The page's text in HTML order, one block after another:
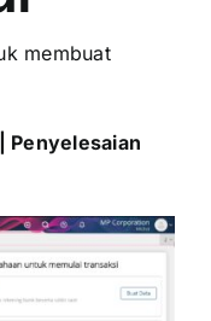
membuat
Penyelesaian